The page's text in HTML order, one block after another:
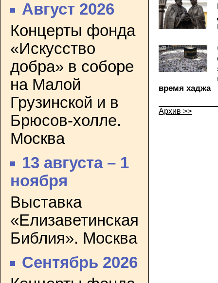
Август 2026
Концерты фонда
«Искусство
добра» в соборе
на Малой
Грузинской и в
Брюсов-холле.
Москва
13 августа – 1
ноября
Выставка
«Елизаветинская
Библия». Москва
Сентябрь 2026
время хаджа
Архив >>